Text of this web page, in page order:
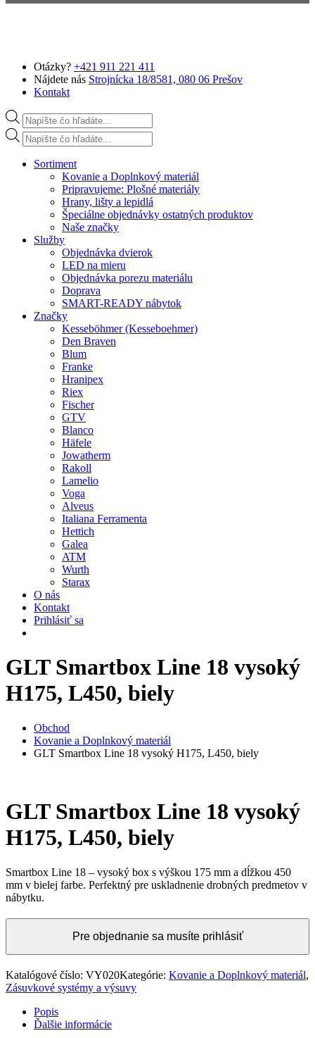
Otázky? +421 911 221 411
Nájdete nás Strojnícka 18/8581, 080 06 Prešov
Kontakt
Products search
Products search
Sortiment
Kovanie a Doplnkový materiál
Pripravujeme: Plošné materiály
Hrany, lišty a lepidlá
Špeciálne objednávky ostatných produktov
Naše značky
Služby
Objednávka dvierok
LED na mieru
Objednávka porezu materiálu
Doprava
SMART-READY nábytok
Značky
Kesseböhmer (Kesseboehmer)
Den Braven
Blum
Franke
Hranipex
Riex
Fischer
GTV
Blanco
Häfele
Jowatherm
Rakoll
Lamelio
Voga
Alveus
Italiana Ferramenta
Hettich
Galea
ATM
Wurth
Starax
O nás
Kontakt
Prihlásiť sa
GLT Smartbox Line 18 vysoký
H175, L450, biely
Obchod
Kovanie a Doplnkový materiál
GLT Smartbox Line 18 vysoký H175, L450, biely
GLT Smartbox Line 18 vysoký
H175, L450, biely
Smartbox Line 18 – vysoký box s výškou 175 mm a dĺžkou 450
mm v bielej farbe. Perfektný pre uskladnenie drobných predmetov v
nábytku.
Pre objednanie sa musíte prihlásiť
Katalógové číslo: VY020Kategórie: Kovanie a Doplnkový materiál,
Zásuvkové systémy a výsuvy
Popis
Ďalšie informácie